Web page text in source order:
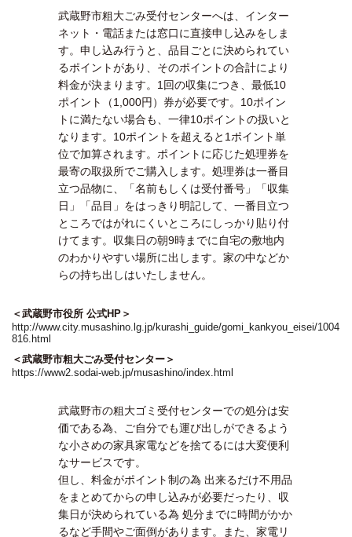
武蔵野市粗大ごみ受付センターへは、インター
ネット・電話または窓口に直接申し込みをしま
す。申し込み行うと、品目ごとに決められてい
るポイントがあり、そのポイントの合計により
料金が決まります。1回の収集につき、最低10
ポイント（1,000円）券が必要です。10ポイン
トに満たない場合も、一律10ポイントの扱いと
なります。10ポイントを超えると1ポイント単
位で加算されます。ポイントに応じた処理券を
最寄の取扱所でご購入します。処理券は一番目
立つ品物に、「名前もしくは受付番号」「収集
日」「品目」をはっきり明記して、一番目立つ
ところではがれにくいところにしっかり貼り付
けてます。収集日の朝9時までに自宅の敷地内
のわかりやすい場所に出します。家の中などか
らの持ち出しはいたしません。
＜武蔵野市役所 公式HP＞
http://www.city.musashino.lg.jp/kurashi_guide/gomi_kankyou_eisei/1004
816.html
＜武蔵野市粗大ごみ受付センター＞
https://www2.sodai-web.jp/musashino/index.html
武蔵野市の粗大ゴミ受付センターでの処分は安
価である為、ご自分でも運び出しができるよう
な小さめの家具家電などを捨てるには大変便利
なサービスです。
但し、料金がポイント制の為 出来るだけ不用品
をまとめてからの申し込みが必要だったり、収
集日が決められている為 処分までに時間がかか
るなど手間やご面倒があります。また、家電リ